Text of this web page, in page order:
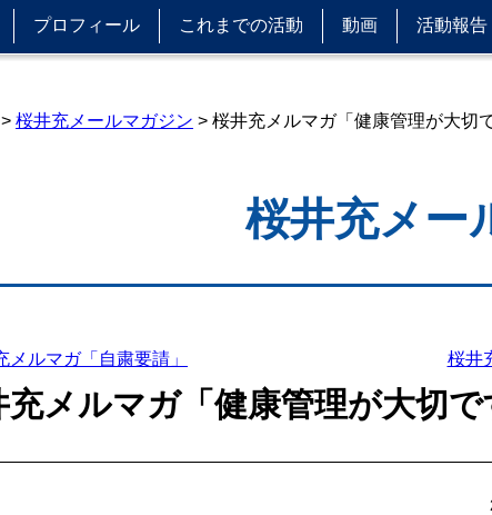
プロフィール これまでの活動 動画 活動報告
> 桜井充メールマガジン > 桜井充メルマガ「健康管理が大切で
桜井充メー
メルマガ「自粛要請」 桜井
充メルマガ「健康管理が大切で